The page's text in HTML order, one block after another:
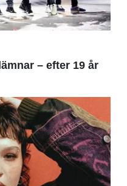
– efter 19 år